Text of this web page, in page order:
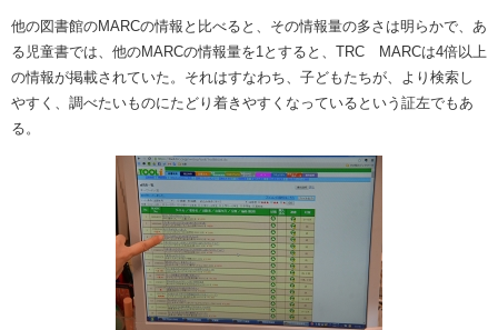
他の図書館のMARCの情報と比べると、その情報量の多さは明らかで、あ
る児童書では、他のMARCの情報量を1とすると、TRC MARCは4倍以上
の情報が掲載されていた。それはすなわち、子どもたちが、より検索し
やすく、調べたいものにたどり着きやすくなっているという証左でもあ
る。